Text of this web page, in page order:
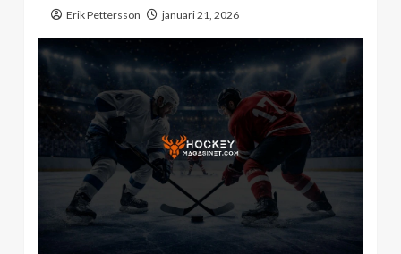
Erik Pettersson januari 21, 2026